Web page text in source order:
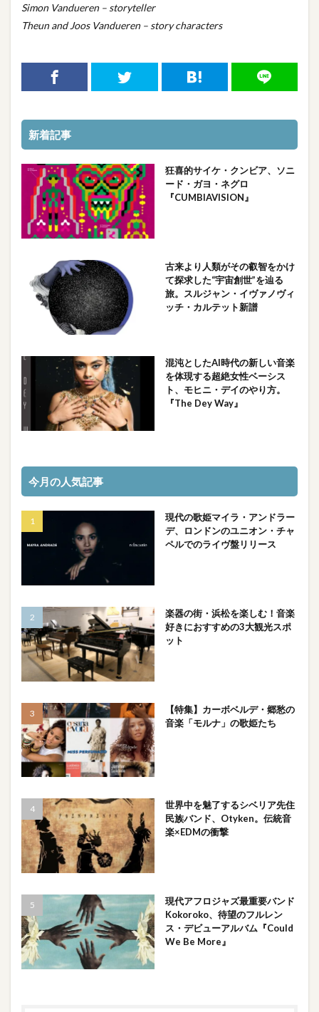
Simon Vandueren – storyteller
Theun and Joos Vandueren – story characters
新着記事
狂喜的サイケ・クンビア、ソニ
ード・ガヨ・ネグロ
『CUMBIAVISION』
古来より人類がその叡智をかけ
て探求した“宇宙創世”を辿る
旅。スルジャン・イヴァノヴィ
ッチ・カルテット新譜
混沌としたAI時代の新しい音楽
を体現する超絶女性ベーシス
ト、モヒニ・デイのやり方。
『The Dey Way』
今月の人気記事
現代の歌姫マイラ・アンドラー
デ、ロンドンのユニオン・チャ
ペルでのライヴ盤リリース
楽器の街・浜松を楽しむ！音楽
好きにおすすめの3大観光スポ
ット
【特集】カーボベルデ・郷愁の
音楽「モルナ」の歌姫たち
世界中を魅了するシベリア先住
民族バンド、Otyken。伝統音
楽×EDMの衝撃
現代アフロジャズ最重要バンド
Kokoroko、待望のフルレン
ス・デビューアルバム『Could
We Be More』